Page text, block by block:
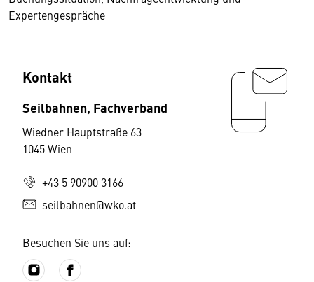
Expertengespräche
Kontakt
Seilbahnen, Fachverband
Wiedner Hauptstraße 63
1045 Wien
+43 5 90900 3166
seilbahnen@wko.at
Besuchen Sie uns auf: